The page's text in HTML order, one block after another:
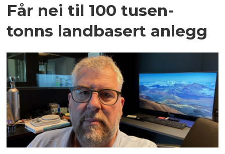
Får nei til 100 tusen-
tonns landbasert anlegg